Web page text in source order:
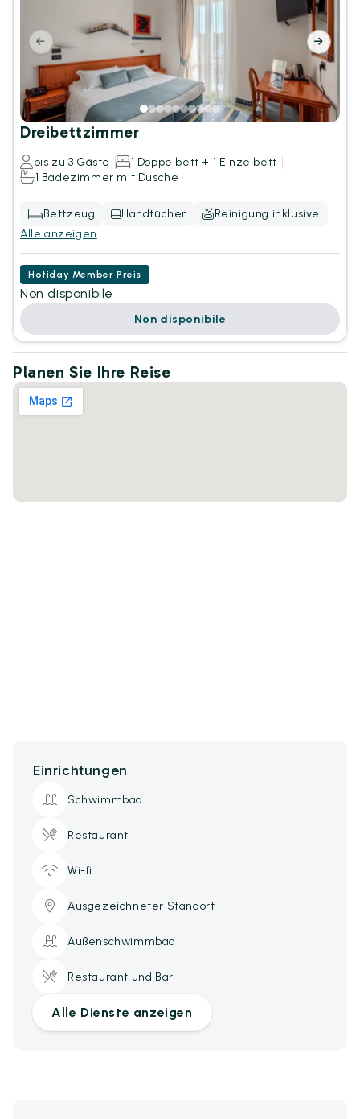
Dreibettzimmer
bis zu 3 Gäste
1 Doppelbett + 1 Einzelbett
1 Badezimmer mit Dusche
Bettzeug Handtücher
Reinigung inklusive
Alle anzeigen
Hotiday Member Preis
Non disponibile
Non disponibile
Planen Sie Ihre Reise
Einrichtungen
Schwimmbad
Restaurant
Wi-fi
Ausgezeichneter Standort
Außenschwimmbad
Restaurant und Bar
Alle Dienste anzeigen